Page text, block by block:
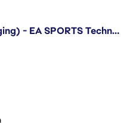
Senior Technical Artist (Rigging) - EA SPORTS Technology